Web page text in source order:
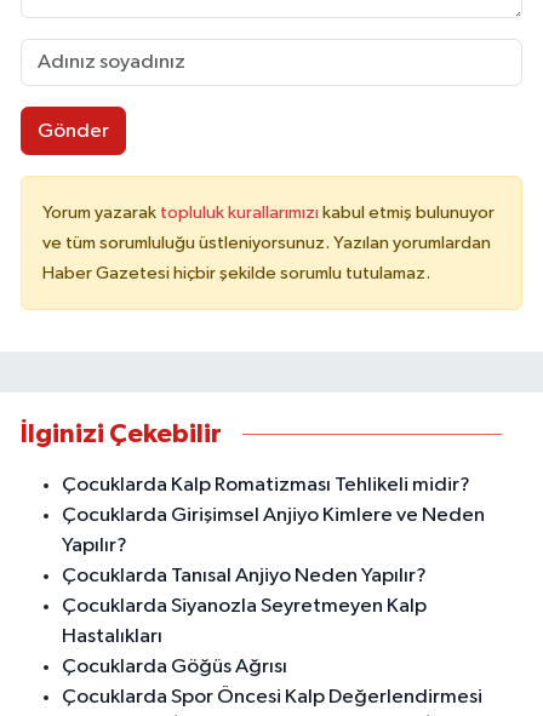
Gönder
Yorum yazarak topluluk kurallarımızı kabul etmiş bulunuyor
ve tüm sorumluluğu üstleniyorsunuz. Yazılan yorumlardan
Haber Gazetesi hiçbir şekilde sorumlu tutulamaz.
İlginizi Çekebilir
Çocuklarda Kalp Romatizması Tehlikeli midir?
Çocuklarda Girişimsel Anjiyo Kimlere ve Neden
Yapılır?
Çocuklarda Tanısal Anjiyo Neden Yapılır?
Çocuklarda Siyanozla Seyretmeyen Kalp
Hastalıkları
Çocuklarda Göğüs Ağrısı
Çocuklarda Spor Öncesi Kalp Değerlendirmesi